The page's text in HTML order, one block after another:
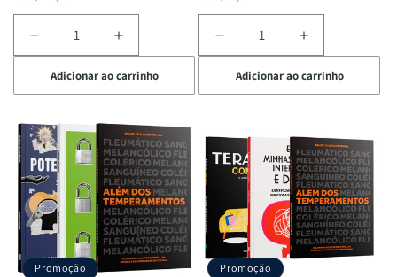
Diminuir
a
quantidade
de
Raizes
da
Alma
|
O
Vício
Agradar
Aumentar
a
quantidade
de
Raizes
da
Alma
|
O
Vício
de
Agradar
Adicionar ao carrinho
Diminuir
a
quantidade
de
Quarto
de
Guerra
Livro
+
Devocional
Aumentar
a
quantidade
de
Quarto
de
Guerra
|
Livro
+
Devocional
Adicionar ao carrinho
Promoção Promoção